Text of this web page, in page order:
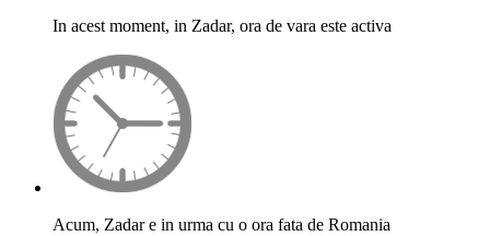
In acest moment, in Zadar, ora de vara este activa
Acum, Zadar e in urma cu o ora fata de Romania